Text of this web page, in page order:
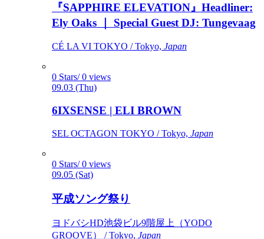
『SAPPHIRE ELEVATION』Headliner:
Ely Oaks ｜ Special Guest DJ: Tungevaag
CÉ LA VI TOKYO / Tokyo, Japan
0 Stars/ 0 views
09.03 (Thu)
6IXSENSE | ELI BROWN
SEL OCTAGON TOKYO / Tokyo, Japan
0 Stars/ 0 views
09.05 (Sat)
平成ソング祭り
ヨドバシHD池袋ビル9階屋上（YODO
GROOVE） / Tokyo, Japan